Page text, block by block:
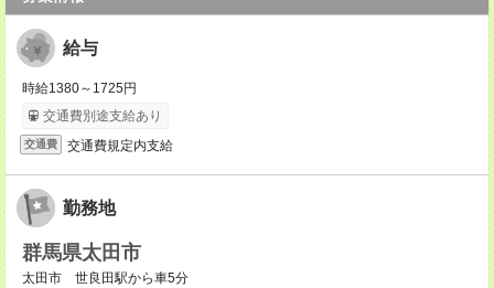
給与
時給1380～1725円
交通費別途支給あり
交通費 交通費規定内支給
勤務地
群馬県太田市
太田市 世良田駅から車5分